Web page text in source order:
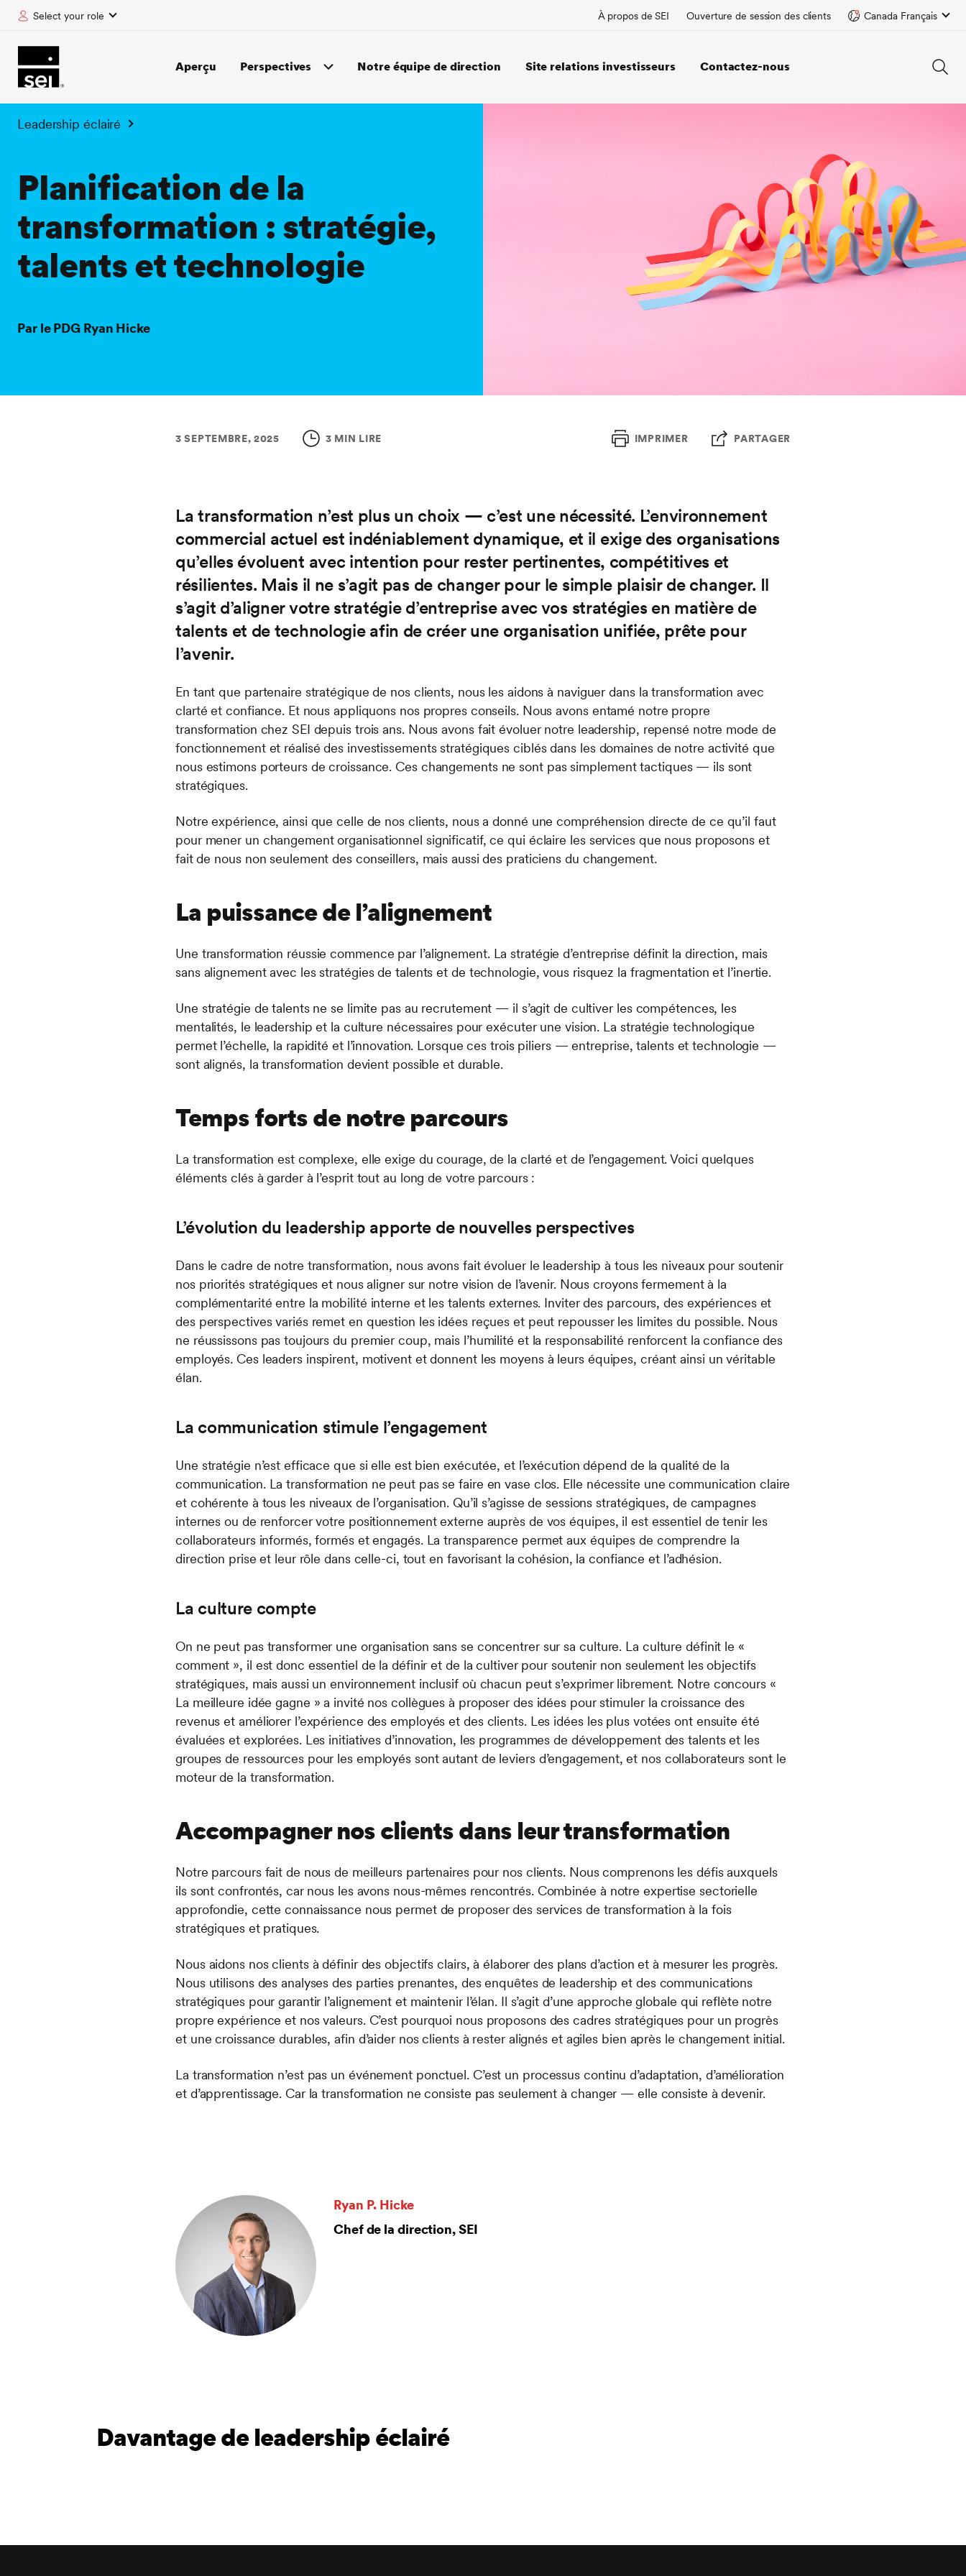
Aperçu Perspectives Notre équipe de direction Site relations investisseurs Contactez-nous
Select your role À propos de SEI Ouverture de session des clients Canada Français
Leadership éclairé
Planification de la
transformation : stratégie,
talents et technologie
Par le PDG Ryan Hicke
3 SEPTEMBRE, 2025 3 MIN LIRE IMPRIMER PARTAGER
La transformation n’est plus un choix — c’est une nécessité. L’environnement
commercial actuel est indéniablement dynamique, et il exige des organisations
qu’elles évoluent avec intention pour rester pertinentes, compétitives et
résilientes. Mais il ne s’agit pas de changer pour le simple plaisir de changer. Il
s’agit d’aligner votre stratégie d’entreprise avec vos stratégies en matière de
talents et de technologie afin de créer une organisation unifiée, prête pour
l’avenir.
En tant que partenaire stratégique de nos clients, nous les aidons à naviguer dans la transformation avec
clarté et confiance. Et nous appliquons nos propres conseils. Nous avons entamé notre propre
transformation chez SEI depuis trois ans. Nous avons fait évoluer notre leadership, repensé notre mode de
fonctionnement et réalisé des investissements stratégiques ciblés dans les domaines de notre activité que
nous estimons porteurs de croissance. Ces changements ne sont pas simplement tactiques — ils sont
stratégiques.
Notre expérience, ainsi que celle de nos clients, nous a donné une compréhension directe de ce qu’il faut
pour mener un changement organisationnel significatif, ce qui éclaire les services que nous proposons et
fait de nous non seulement des conseillers, mais aussi des praticiens du changement.
La puissance de l’alignement
Une transformation réussie commence par l’alignement. La stratégie d’entreprise définit la direction, mais
sans alignement avec les stratégies de talents et de technologie, vous risquez la fragmentation et l’inertie.
Une stratégie de talents ne se limite pas au recrutement — il s’agit de cultiver les compétences, les
mentalités, le leadership et la culture nécessaires pour exécuter une vision. La stratégie technologique
permet l’échelle, la rapidité et l’innovation. Lorsque ces trois piliers — entreprise, talents et technologie —
sont alignés, la transformation devient possible et durable.
Temps forts de notre parcours
La transformation est complexe, elle exige du courage, de la clarté et de l’engagement. Voici quelques
éléments clés à garder à l’esprit tout au long de votre parcours :
L’évolution du leadership apporte de nouvelles perspectives
Dans le cadre de notre transformation, nous avons fait évoluer le leadership à tous les niveaux pour soutenir
nos priorités stratégiques et nous aligner sur notre vision de l’avenir. Nous croyons fermement à la
complémentarité entre la mobilité interne et les talents externes. Inviter des parcours, des expériences et
des perspectives variés remet en question les idées reçues et peut repousser les limites du possible. Nous
ne réussissons pas toujours du premier coup, mais l’humilité et la responsabilité renforcent la confiance des
employés. Ces leaders inspirent, motivent et donnent les moyens à leurs équipes, créant ainsi un véritable
élan.
La communication stimule l’engagement
Une stratégie n’est efficace que si elle est bien exécutée, et l’exécution dépend de la qualité de la
communication. La transformation ne peut pas se faire en vase clos. Elle nécessite une communication claire
et cohérente à tous les niveaux de l’organisation. Qu’il s’agisse de sessions stratégiques, de campagnes
internes ou de renforcer votre positionnement externe auprès de vos équipes, il est essentiel de tenir les
collaborateurs informés, formés et engagés. La transparence permet aux équipes de comprendre la
direction prise et leur rôle dans celle-ci, tout en favorisant la cohésion, la confiance et l’adhésion.
La culture compte
On ne peut pas transformer une organisation sans se concentrer sur sa culture. La culture définit le «
comment », il est donc essentiel de la définir et de la cultiver pour soutenir non seulement les objectifs
stratégiques, mais aussi un environnement inclusif où chacun peut s’exprimer librement. Notre concours «
La meilleure idée gagne » a invité nos collègues à proposer des idées pour stimuler la croissance des
revenus et améliorer l’expérience des employés et des clients. Les idées les plus votées ont ensuite été
évaluées et explorées. Les initiatives d’innovation, les programmes de développement des talents et les
groupes de ressources pour les employés sont autant de leviers d’engagement, et nos collaborateurs sont le
moteur de la transformation.
Accompagner nos clients dans leur transformation
Notre parcours fait de nous de meilleurs partenaires pour nos clients. Nous comprenons les défis auxquels
ils sont confrontés, car nous les avons nous-mêmes rencontrés. Combinée à notre expertise sectorielle
approfondie, cette connaissance nous permet de proposer des services de transformation à la fois
stratégiques et pratiques.
Nous aidons nos clients à définir des objectifs clairs, à élaborer des plans d’action et à mesurer les progrès.
Nous utilisons des analyses des parties prenantes, des enquêtes de leadership et des communications
stratégiques pour garantir l’alignement et maintenir l’élan. Il s’agit d’une approche globale qui reflète notre
propre expérience et nos valeurs. C’est pourquoi nous proposons des cadres stratégiques pour un progrès
et une croissance durables, afin d’aider nos clients à rester alignés et agiles bien après le changement initial.
La transformation n’est pas un événement ponctuel. C’est un processus continu d’adaptation, d’amélioration
et d’apprentissage. Car la transformation ne consiste pas seulement à changer — elle consiste à devenir.
Ryan P. Hicke
Chef de la direction, SEI
Davantage de leadership éclairé